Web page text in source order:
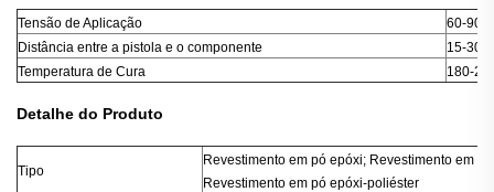
Tensão de Aplicação
60-90
Distância entre a pistola e o componente
15-30
Temperatura de Cura
180-
Detalhe do Produto
Tipo
Revestimento em pó epóxi; Revestimento em
Revestimento em pó epóxi-poliéster